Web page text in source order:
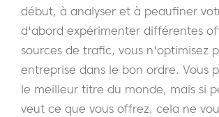
début, à analyser et à peaufiner
d'abord expérimenter différentes
sources de trafic, vous n'optimisez
entreprise dans le bon ordre. Vous
le meilleur titre du monde, mais si
veut ce que vous offrez, cela ne